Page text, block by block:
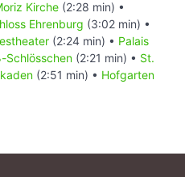
Kirche (2:28 min) •
Ehrenburg (3:02 min) •
(2:24 min) • Palais
Schlösschen (2:21 min) • St.
(2:51 min) • Hofgarten